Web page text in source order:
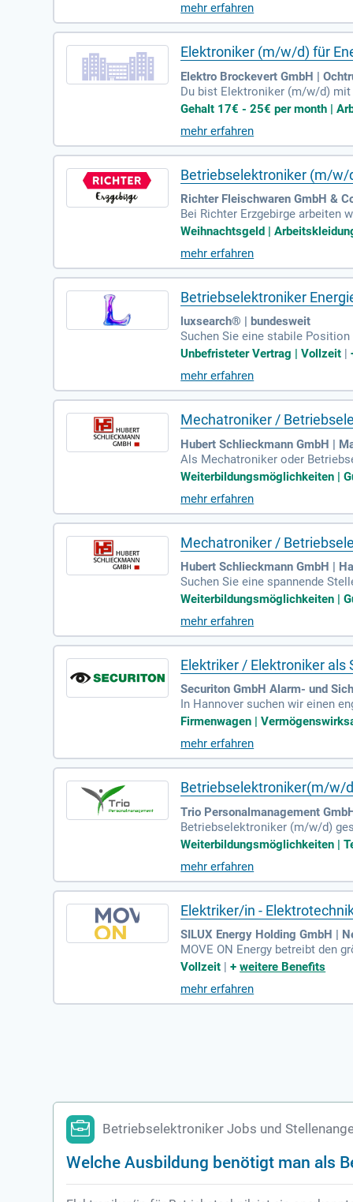
mit MS Office. Profitiere von
jetzt!
mehr erfahren
Elektroniker (m/w/d) für
Elektro Brockevert GmbH |
Du bist Elektroniker (m/w/d) mit
atzbereitschaft und Flexibilität
skleidung. Genieße eine 4-
V-Systemen und
zu werden!
Gehalt 17€ - 25€ per month |
mehr erfahren
Betriebselektroniker (m/w/
Richter Fleischwaren GmbH &
Bei Richter Erzgebirge arbeiten
gen zu bieten. Unser
mensentwicklung honoriert.
rebshilfe. Diese finden nicht nur
en. Wir suchen Dich! Wenn Du
Weihnachtsgeld |
mehr erfahren
Betriebselektroniker
luxsearch® | bundesweit
Suchen Sie eine stabile
und eine attraktive Vergütung
Systeme. Sie gestalten den
Position in einem praktischen
Unbefristeter Vertrag | Vollzeit |
mehr erfahren
Mechatroniker /
Hubert Schlieckmann GmbH |
Als Mechatroniker oder
n umfassen die Fehleranalyse,
dentifizierst Schwachstellen
ierung (Fanuc, Motoman oder
ung und SPS-Kenntnissen.
Weiterbildungsmöglichkeiten |
mehr erfahren
Mechatroniker /
Hubert Schlieckmann GmbH |
Suchen Sie eine spannende
ung und vorbeugende
TIA-Portal und S7/S5-
ine abgeschlossene
d bringen Sie Ihre Ideen zur
Weiterbildungsmöglichkeiten |
mehr erfahren
Elektriker / Elektroniker
Securiton GmbH Alarm- und
In Hannover suchen wir einen
g anspruchsvoller
oder Elektroinstallateur ist
Brand- oder
Firmenwagen |
mehr erfahren
Betriebselektroniker(m/w/
Trio Personalmanagement
Betriebselektroniker (m/w/d)
n und behebst Störungen an
Berufserfahrung in der
bieten ein attraktives
rten Perspektive und
Weiterbildungsmöglichkeiten |
mehr erfahren
Elektriker/in -
SILUX Energy Holding GmbH |
MOVE ON Energy betreibt den
speist Energie über ein 380 KV
nleistung. Sie führen DGUV-V3-
Sie Teil unseres dynamischen
Vollzeit |+weitere Benefits
mehr erfahren
Betriebselektroniker Jobs und
Welche Ausbildung benötigt man als